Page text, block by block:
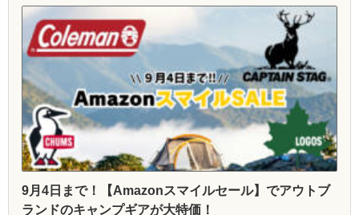
9月4日まで！【Amazonスマイルセール】でアウトブ
ランドのキャンプギアが大特価！